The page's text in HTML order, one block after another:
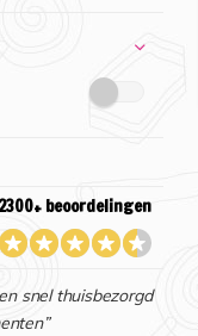
beoordelingen
snel thuisbezorgd